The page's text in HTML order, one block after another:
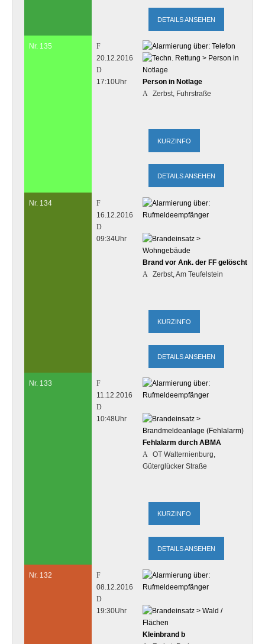
DETAILS ANSEHEN
Nr. 135
20.12.2016
17:10Uhr
Person in Notlage
Zerbst, Fuhrstraße
DETAILS ANSEHEN
Nr. 134
16.12.2016
09:34Uhr
Brand vor Ank. der FF gelöscht
Zerbst, Am Teufelstein
DETAILS ANSEHEN
Nr. 133
11.12.2016
10:48Uhr
Fehlalarm durch ABMA
OT Walternienburg,
Güterglücker Straße
DETAILS ANSEHEN
Nr. 132
08.12.2016
19:30Uhr
Kleinbrand b